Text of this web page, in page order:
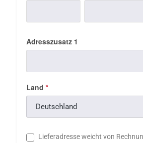
Adresszusatz 1
Land *
Lieferadresse weicht von